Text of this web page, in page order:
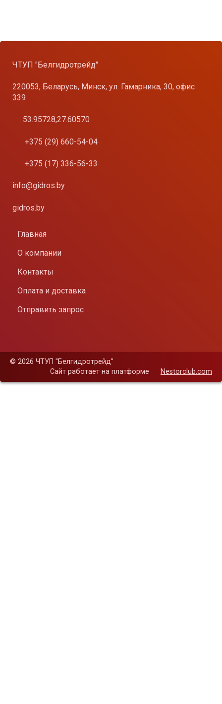
ЧТУП "Белгидротрейд"
220053, Беларусь, Минск, ул. Гамарника, 30, офис
339
53.95728,27.60570
+375 (29) 660-54-04
+375 (17) 336-56-33
info@gidros.by
gidros.by
Главная
О компании
Контакты
Оплата и доставка
Отправить запрос
© 2026 ЧТУП "Белгидротрейд"
Сайт работает на платформе
Nestorclub.com